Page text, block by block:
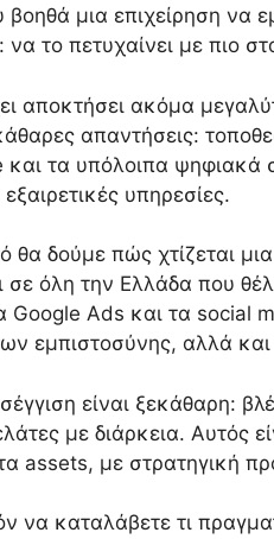
βοηθά μια επιχείρηση
να το πετυχαίνει με πιο
αποκτήσει ακόμα
απαντήσεις:
και τα υπόλοιπα
υπηρεσίες.
θα δούμε πώς χτίζεται
σε όλη την Ελλάδα που
Google Ads και τα social
εμπιστοσύνης, αλλά και
είναι ξεκάθαρη:
με διάρκεια. Αυτός
assets, με στρατηγική
να καταλάβετε τι